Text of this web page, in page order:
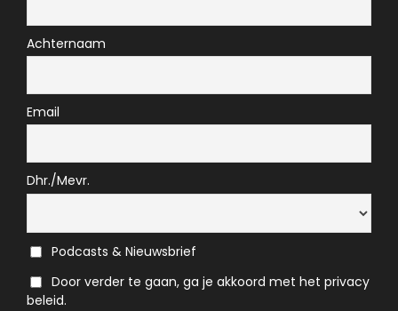
Achternaam
Email
Dhr./Mevr.
Podcasts & Nieuwsbrief
Door verder te gaan, ga je akkoord met het privacy
beleid.